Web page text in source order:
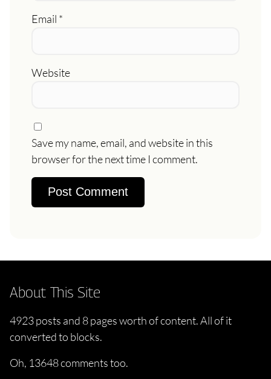
Email *
Website
Save my name, email, and website in this
browser for the next time I comment.
About This Site
4923 posts and 8 pages worth of content. All of it
converted to blocks.
Oh, 13648 comments too.